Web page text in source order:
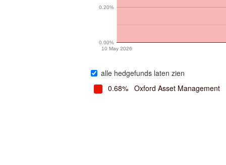
10 May 2026
0.00%
0.20%
alle hedgefunds laten zien
0.68% Oxford Asset Management